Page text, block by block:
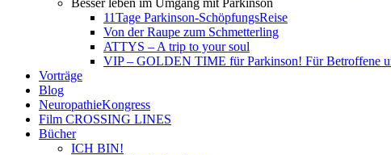
Besser leben im Umgang mit Parkinson
11Tage Parkinson-SchöpfungsReise
Von der Raupe zum Schmetterling
ATTYS – A trip to your soul
VIP – GOLDEN TIME für Parkinson! Für Betroffene
Vorträge
Blog
NeuropathieKongress
Film CROSSING LINES
Bücher
ICH BIN!